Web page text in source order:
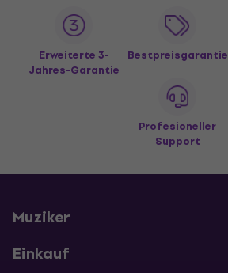
Erweiterte 3-
Jahres-Garantie
Bestpreisgarantie
Profesioneller
Support
Muziker
Einkauf